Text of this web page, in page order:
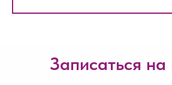
Записаться на